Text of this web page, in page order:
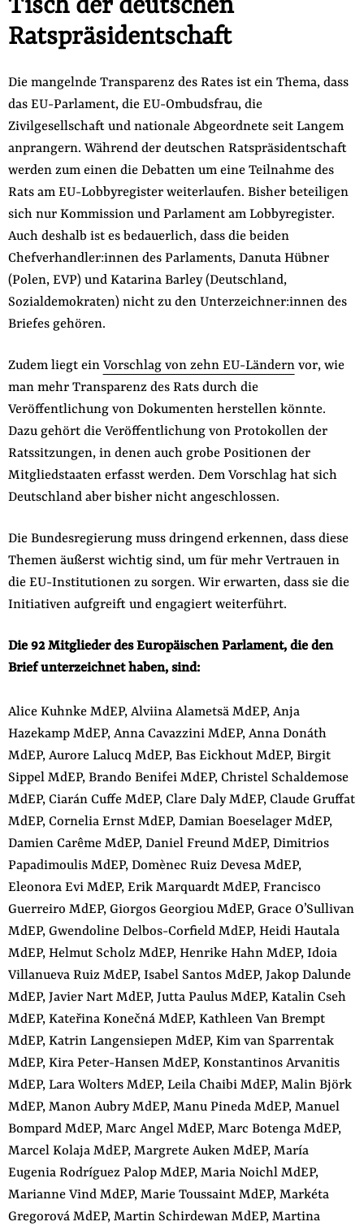
Tisch der deutschen
Ratspräsidentschaft
Die mangelnde Transparenz des Rates ist ein Thema, dass
das EU-Parlament, die EU-Ombudsfrau, die
Zivilgesellschaft und nationale Abgeordnete seit Langem
anprangern. Während der deutschen Ratspräsidentschaft
werden zum einen die Debatten um eine Teilnahme des
Rats am EU-Lobbyregister weiterlaufen. Bisher beteiligen
sich nur Kommission und Parlament am Lobbyregister.
Auch deshalb ist es bedauerlich, dass die beiden
Chefverhandler:innen des Parlaments, Danuta Hübner
(Polen, EVP) und Katarina Barley (Deutschland,
Sozialdemokraten) nicht zu den Unterzeichner:innen des
Briefes gehören.
Zudem liegt ein Vorschlag von zehn EU-Ländernvor, wie
man mehr Transparenz des Rats durch die
Veröffentlichung von Dokumenten herstellen könnte.
Dazu gehört die Veröffentlichung von Protokollen der
Ratssitzungen, in denen auch grobe Positionen der
Mitgliedstaaten erfasst werden. Dem Vorschlag hat sich
Deutschland aber bisher nicht angeschlossen.
Die Bundesregierung muss dringend erkennen, dass diese
Themen äußerst wichtig sind, um für mehr Vertrauen in
die EU-Institutionen zu sorgen. Wir erwarten, dass sie die
Initiativen aufgreift und engagiert weiterführt.
Die 92 Mitglieder des Europäischen Parlament, die den
Brief unterzeichnet haben, sind:
Alice Kuhnke MdEP, Alviina Alametsä MdEP, Anja
Hazekamp MdEP, Anna Cavazzini MdEP, Anna Donáth
MdEP, Aurore Lalucq MdEP, Bas Eickhout MdEP, Birgit
Sippel MdEP, Brando Benifei MdEP, Christel Schaldemose
MdEP, Ciarán Cuffe MdEP, Clare Daly MdEP, Claude Gruffat
MdEP, Cornelia Ernst MdEP, Damian Boeselager MdEP,
Damien Carême MdEP, Daniel Freund MdEP, Dimitrios
Papadimoulis MdEP, Domènec Ruiz Devesa MdEP,
Eleonora Evi MdEP, Erik Marquardt MdEP, Francisco
Guerreiro MdEP, Giorgos Georgiou MdEP, Grace O’Sullivan
MdEP, Gwendoline Delbos-Corfield MdEP, Heidi Hautala
MdEP, Helmut Scholz MdEP, Henrike Hahn MdEP, Idoia
Villanueva Ruiz MdEP, Isabel Santos MdEP, Jakop Dalunde
MdEP, Javier Nart MdEP, Jutta Paulus MdEP, Katalin Cseh
MdEP, Kateřina Konečná MdEP, Kathleen Van Brempt
MdEP, Katrin Langensiepen MdEP, Kim van Sparrentak
MdEP, Kira Peter-Hansen MdEP, Konstantinos Arvanitis
MdEP, Lara Wolters MdEP, Leila Chaibi MdEP, Malin Björk
MdEP, Manon Aubry MdEP, Manu Pineda MdEP, Manuel
Bompard MdEP, Marc Angel MdEP, Marc Botenga MdEP,
Marcel Kolaja MdEP, Margrete Auken MdEP, María
Eugenia Rodríguez Palop MdEP, Maria Noichl MdEP,
Marianne Vind MdEP, Marie Toussaint MdEP, Markéta
Gregorová MdEP, Martin Schirdewan MdEP, Martina